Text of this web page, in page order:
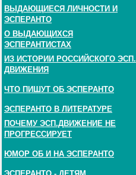
ВЫДАЮЩИЕСЯ ЛИЧНОСТИ И
ЭСПЕРАНТО
О ВЫДАЮЩИХСЯ
ЭСПЕРАНТИСТАХ
ИЗ ИСТОРИИ РОССИЙСКОГО ЭСП.
ДВИЖЕНИЯ
ЧТО ПИШУТ ОБ ЭСПЕРАНТО
ЭСПЕРАНТО В ЛИТЕРАТУРЕ
ПОЧЕМУ ЭСП.ДВИЖЕНИЕ НЕ
ПРОГРЕССИРУЕТ
ЮМОР ОБ И НА ЭСПЕРАНТО